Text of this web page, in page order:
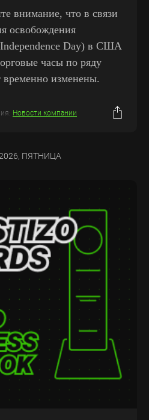
внимание, что в связи
освобождения
Day) в США
часы по ряду
временно изменены.
Новости компании
ПЯТНИЦА